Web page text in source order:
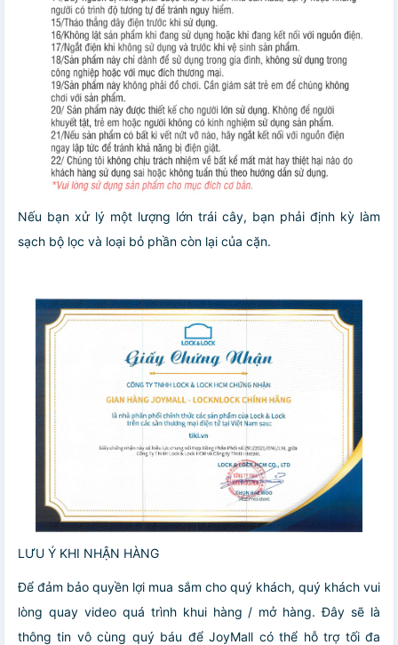
Nếu bạn xử lý một lượng lớn trái cây, bạn phải định kỳ làm
sạch bộ lọc và loại bỏ phần còn lại của cặn.
LƯU Ý KHI NHẬN HÀNG
Để đảm bảo quyền lợi mua sắm cho quý khách, quý khách vui
lòng quay video quá trình khui hàng / mở hàng. Đây sẽ là
thông tin vô cùng quý báu để JoyMall có thể hỗ trợ tối đa